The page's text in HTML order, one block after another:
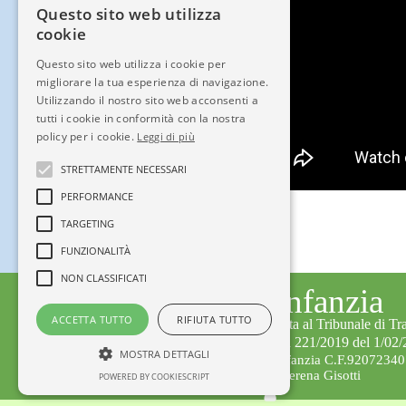
Editore: APS Città dell'Infanzia
Città dell'Infanzia
Testata giornalistica iscritta al Tribunale di
Numero Registro Stampa 221/2019 del 1/
Direttore Responsabile: Serena Gisotti
Questo sito web utilizza
cookie
Questo sito web utilizza i cookie per
migliorare la tua esperienza di navigazione.
Utilizzando il nostro sito web acconsenti a
tutti i cookie in conformità con la nostra
policy per i cookie. Leggi di più
STRETTAMENTE NECESSARI
PERFORMANCE
TARGETING
FUNZIONALITÀ
NON CLASSIFICATI
ACCETTA TUTTO RIFIUTA TUTTO
MOSTRA DETTAGLI
POWERED BY COOKIESCRIPT